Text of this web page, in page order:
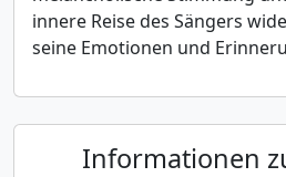
innere Reise des Sängers
seine Emotionen und
Informationen